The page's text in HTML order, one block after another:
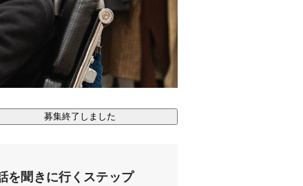
募集終了しました
を聞きに行くステップ